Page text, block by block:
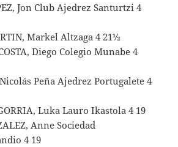
Jon Club Ajedrez Santurtzi 4
Markel Altzaga 4 21½
Diego Colegio Munabe 4
Nicolás Peña Ajedrez Portugalete 4
Luka Lauro Ikastola 4 19
Anne Sociedad
4 19